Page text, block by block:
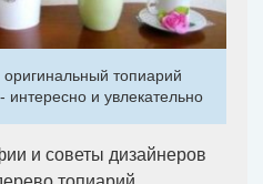
топиарий
и увлекательно
и советы дизайнеров